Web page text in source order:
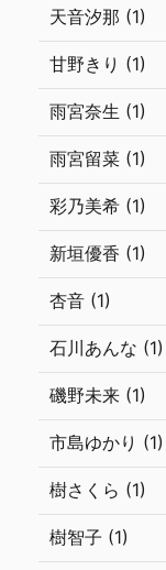
天音汐那 (1)
甘野きり (1)
雨宮奈生 (1)
雨宮留菜 (1)
彩乃美希 (1)
新垣優香 (1)
杏音 (1)
石川あんな (1)
磯野未来 (1)
市島ゆかり (1)
樹さくら (1)
樹智子 (1)